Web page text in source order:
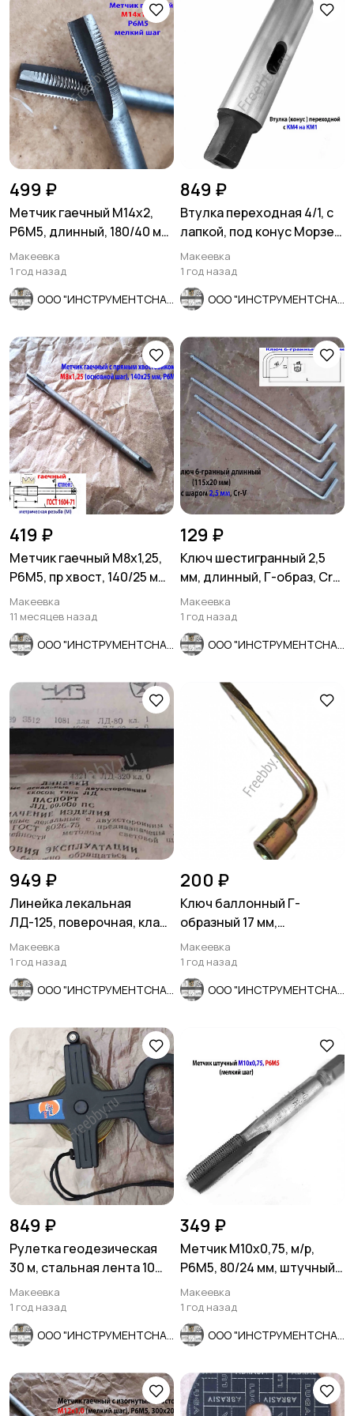
499 ₽
Метчик гаечный М14х2,
Р6М5, длинный, 180/40 мм,
основной шаг, СССР.
Макеевка
1 год назад
849 ₽
Втулка переходная 4/1, с
лапкой, под конус Морзе,
с КМ4 на КМ1.
Макеевка
1 год назад
419 ₽
Метчик гаечный М8х1,25,
Р6М5, пр хвост, 140/25 мм,
основ шаг, СССР.
Макеевка
11 месяцев назад
129 ₽
Ключ шестигранный 2,5
мм, длинный, Г-образ, Cr-
V, 115/20 мм, с шаром.
Макеевка
1 год назад
949 ₽
Линейка лекальная
ЛД-125, поверочная, класс
0, ГОСТ 8026-75, СССР.
Макеевка
1 год назад
200 ₽
Ключ баллонный Г-
образный 17 мм,
изогнутый, с монтажной
лопаткой, оцин
Макеевка
1 год назад
849 ₽
Рулетка геодезическая
30 м, стальная лента 10
мм, ударопрочный
пластик
Макеевка
1 год назад
349 ₽
Метчик М10х0,75, м/р,
Р6М5, 80/24 мм, штучный,
мелкий шаг, шлиф, СССР.
Макеевка
1 год назад